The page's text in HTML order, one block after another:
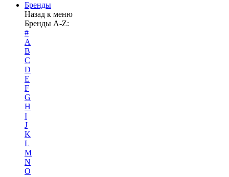
Бренды
Назад к меню
Бренды A-Z:
#
A
B
C
D
E
F
G
H
I
J
K
L
M
N
O